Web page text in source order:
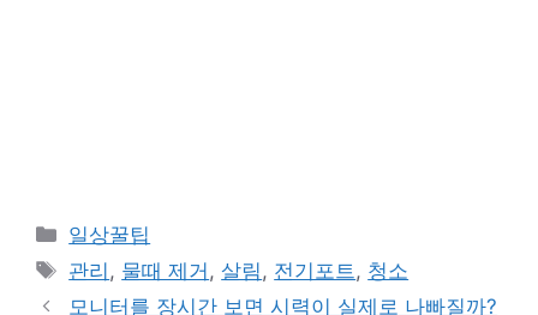
카
테
일상꿀팁
태
그
관리 , 물때 제거 ,살림 , 전기포트 , 청소
모니터를 장시간 보면 시력이 실제로 나빠질까?